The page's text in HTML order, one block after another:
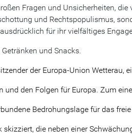
Fragen und Unsicherheiten, die
und Rechtspopulismus,
für ihr vielfältiges
und Snacks.
der Europa-Union Wetterau,
und den Folgen für Europa. Zum
Bedrohungslage für das
die neben einer